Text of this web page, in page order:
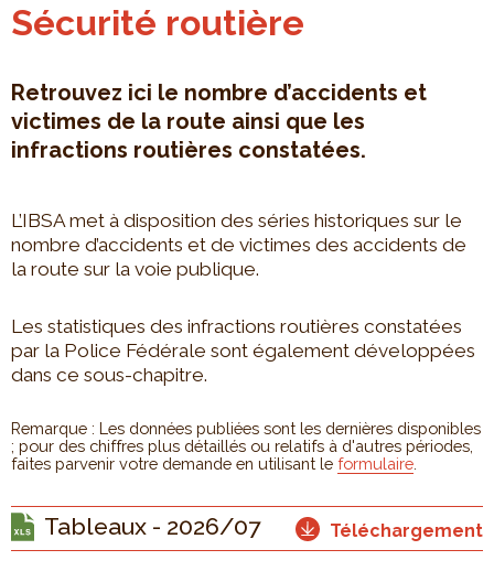
Sécurité routière
Retrouvez ici le nombre d’accidents et
victimes de la route ainsi que les
infractions routières constatées.
L’IBSA met à disposition des séries historiques sur le
nombre d’accidents et de victimes des accidents de
la route sur la voie publique.
Les statistiques des infractions routières constatées
par la Police Fédérale sont également développées
dans ce sous-chapitre.
Remarque : Les données publiées sont les dernières disponibles
; pour des chiffres plus détaillés ou relatifs à d'autres périodes,
faites parvenir votre demande en utilisant le formulaire
Tableaux - 2026/07 Téléchargement